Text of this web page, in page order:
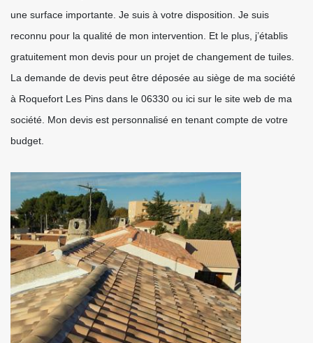
une surface importante. Je suis à votre disposition. Je suis
reconnu pour la qualité de mon intervention. Et le plus, j’établis
gratuitement mon devis pour un projet de changement de tuiles.
La demande de devis peut être déposée au siège de ma société
à Roquefort Les Pins dans le 06330 ou ici sur le site web de ma
société. Mon devis est personnalisé en tenant compte de votre
budget.